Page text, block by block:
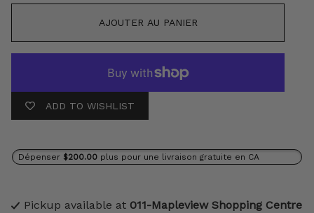
AJOUTER AU PANIER
ADD TO WISHLIST
Dépenser $200.00 plus pour une livraison gratuite en CA
Pickup available at 011-Mapleview Shopping Centre